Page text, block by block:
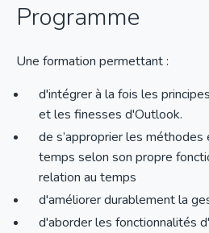
Programme
Une formation permettant :
d'intégrer à la fois les
et les finesses d'Outlook.
de s’approprier les
temps selon son propre
relation au temps
d'améliorer durablement la
d'aborder les fonctionnalités